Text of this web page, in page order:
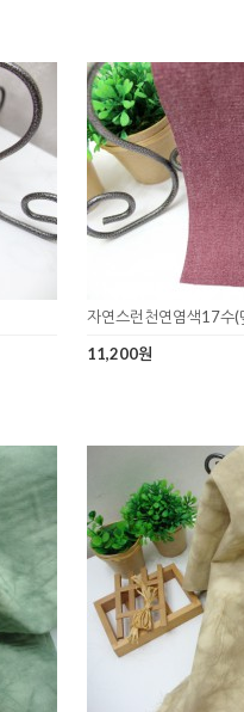
자연스런천연염색17수
11,200원